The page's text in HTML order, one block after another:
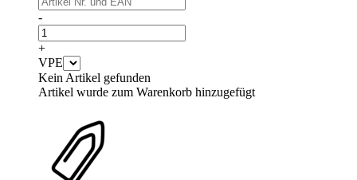
-
+
VPE
Kein Artikel gefunden
Artikel wurde zum Warenkorb hinzugefügt